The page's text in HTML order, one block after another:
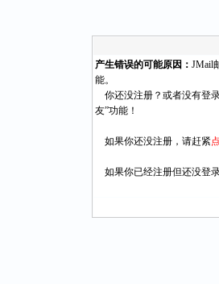
产生错误的可能原因： JMail
能。
你还没注册？或者没有登
友”功能！
如果你还没注册，请赶紧
如果你已经注册但还没登